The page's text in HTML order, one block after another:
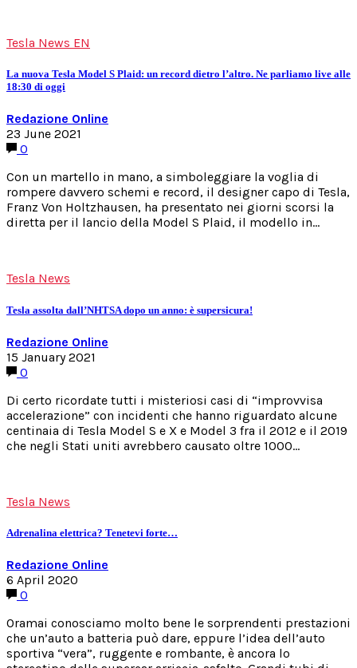
Tesla News EN
La nuova Tesla Model S Plaid: un record dietro l’altro. Ne parliamo live alle
18:30 di oggi
Redazione Online
23 June 2021
0
Con un martello in mano, a simboleggiare la voglia di
rompere davvero schemi e record, il designer capo di Tesla,
Franz Von Holtzhausen, ha presentato nei giorni scorsi la
diretta per il lancio della Model S Plaid, il modello in…
Tesla News
Tesla assolta dall’NHTSA dopo un anno: è supersicura!
Redazione Online
15 January 2021
0
Di certo ricordate tutti i misteriosi casi di “improvvisa
accelerazione” con incidenti che hanno riguardato alcune
centinaia di Tesla Model S e X e Model 3 fra il 2012 e il 2019
che negli Stati uniti avrebbero causato oltre 1000…
Tesla News
Adrenalina elettrica? Tenetevi forte…
Redazione Online
6 April 2020
0
Oramai conosciamo molto bene le sorprendenti prestazioni
che un’auto a batteria può dare, eppure l’idea dell’auto
sportiva “vera”, ruggente e rombante, è ancora lo